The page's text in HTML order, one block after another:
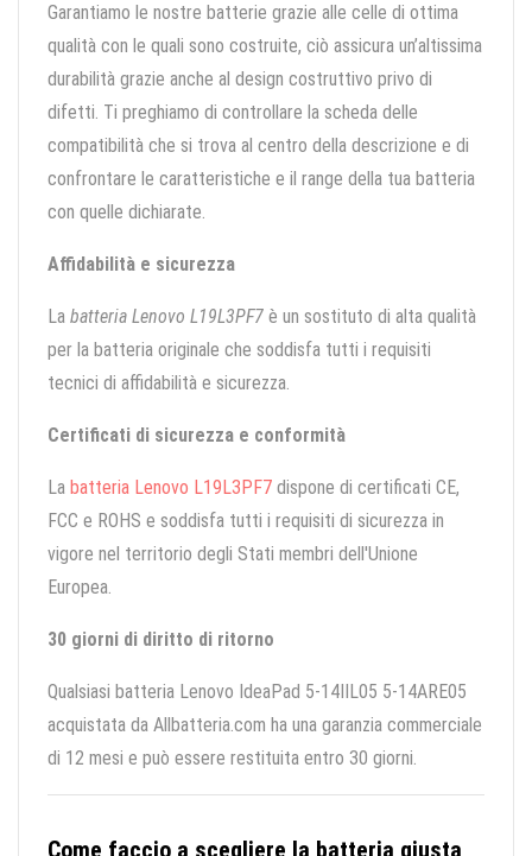
Garantiamo le nostre batterie grazie alle celle di ottima
qualità con le quali sono costruite, ciò assicura un’altissima
durabilità grazie anche al design costruttivo privo di
difetti. Ti preghiamo di controllare la scheda delle
compatibilità che si trova al centro della descrizione e di
confrontare le caratteristiche e il range della tua batteria
con quelle dichiarate.
Affidabilità e sicurezza
La batteria Lenovo L19L3PF7 è un sostituto di alta qualità
per la batteria originale che soddisfa tutti i requisiti
tecnici di affidabilità e sicurezza.
Certificati di sicurezza e conformità
La batteria Lenovo L19L3PF7 dispone di certificati CE,
FCC e ROHS e soddisfa tutti i requisiti di sicurezza in
vigore nel territorio degli Stati membri dell'Unione
Europea.
30 giorni di diritto di ritorno
Qualsiasi batteria Lenovo IdeaPad 5-14IIL05 5-14ARE05
acquistata da Allbatteria.com ha una garanzia commerciale
di 12 mesi e può essere restituita entro 30 giorni.